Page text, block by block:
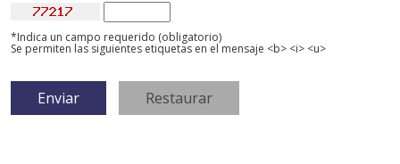
*Indica un campo requerido (obligatorio)
Se permiten las siguientes etiquetas en el mensaje <b> <i> <u>